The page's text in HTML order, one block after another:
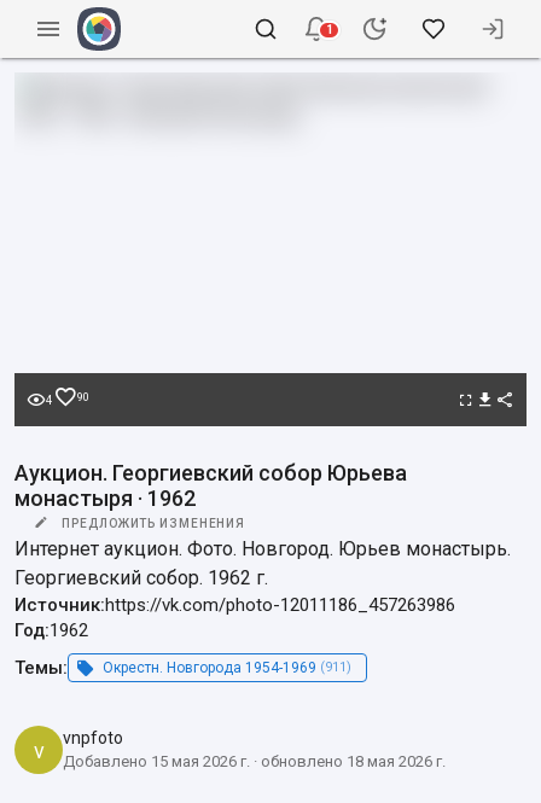
1
4 90
Аукцион. Георгиевский собор Юрьева
монастыря · 1962
ПРЕДЛОЖИТЬ ИЗМЕНЕНИЯ
Интернет аукцион. Фото. Новгород. Юрьев монастырь.
Георгиевский собор. 1962 г.
Источник:https://vk.com/photo-12011186_457263986
Год:1962
Темы:
Окрестн. Новгорода 1954-1969 (911)
v vnpfoto
Добавлено 15 мая 2026 г. · обновлено 18 мая 2026 г.